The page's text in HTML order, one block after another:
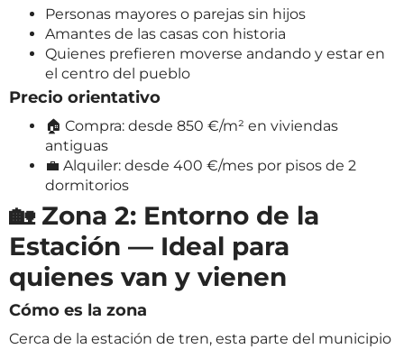
Personas mayores o parejas sin hijos
Amantes de las casas con historia
Quienes prefieren moverse andando y estar en
el centro del pueblo
Precio orientativo
🏠 Compra: desde 850 €/m² en viviendas
antiguas
💼 Alquiler: desde 400 €/mes por pisos de 2
dormitorios
🏡 Zona 2: Entorno de la
Estación — Ideal para
quienes van y vienen
Cómo es la zona
Cerca de la estación de tren, esta parte del municipio